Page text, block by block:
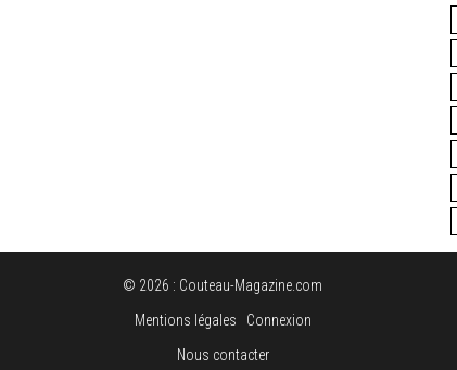
© 2026 : Couteau-Magazine.com
Mentions légales
Connexion
Nous contacter